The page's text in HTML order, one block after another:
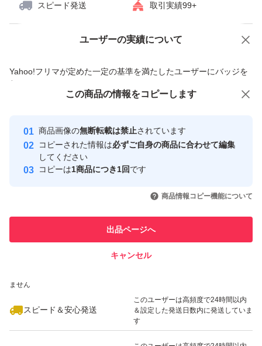
スピード発送 取引実績99+
ユーザーの実績について
Yahoo!フリマが定めた一定の基準を満たしたユーザーにバッジを
付与しています
安心取引出品者
心・安全なユーザーです
取引実績
引を完了させた実績があります
での取引実績があります
ません
スピード＆安心発送
このユーザーは高頻度で24時間以内
＆設定した発送日数内に発送していま
す
価格の相談 商品への質問
この商品の情報をコピーします
商品画像の無断転載は禁止されています
コピーされた情報は必ずご自身の商品に合わせて編集
してください
コピーは1商品につき1回です
商品情報コピー機能について
出品ページへ
キャンセル
この商品をみている人にオススメ